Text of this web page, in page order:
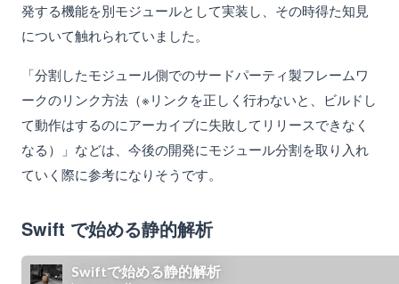
発する機能を別モジュールとして実装し、その時得た知見
について触れられていました。
「分割したモジュール側でのサードパーティ製フレームワ
ークのリンク方法（※リンクを正しく行わないと、ビルドし
て動作はするのにアーカイブに失敗してリリースできなく
なる）」などは、今後の開発にモジュール分割を取り入れ
ていく際に参考になりそうです。
Swift で始める静的解析